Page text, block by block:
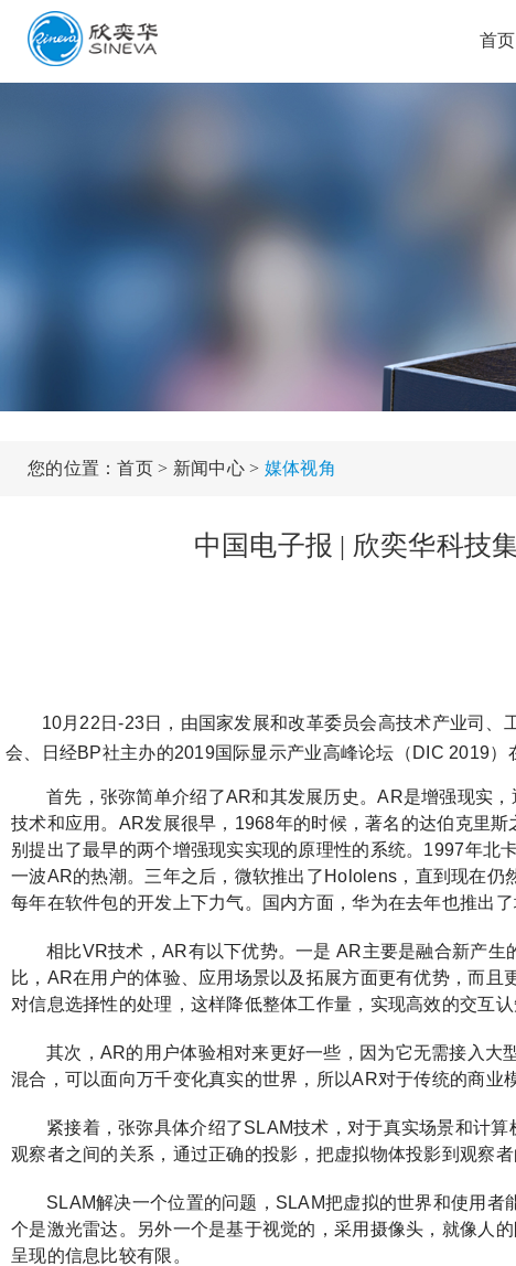
首页
您的位置：首页> 新闻中心> 媒体视角
中国电子报 | 欣奕华科技
10月22日-23日，由国家发展和改革委员会高技术产业司
会、日经BP社主办的2019国际显示产业高峰论坛（DIC 2019
首先，张弥简单介绍了AR和其发展历史。AR是增强现实
技术和应用。AR发展很早，1968年的时候，著名的达伯克里
别提出了最早的两个增强现实实现的原理性的系统。1997年
一波AR的热潮。三年之后，微软推出了Hololens，直到现在
每年在软件包的开发上下力气。国内方面，华为在去年也推出
相比VR技术，AR有以下优势。一是 AR主要是融合新产
比，AR在用户的体验、应用场景以及拓展方面更有优势，而
对信息选择性的处理，这样降低整体工作量，实现高效的交互认
其次，AR的用户体验相对来更好一些，因为它无需接入
混合，可以面向万千变化真实的世界，所以AR对于传统的商业
紧接着，张弥具体介绍了SLAM技术，对于真实场景和计
观察者之间的关系，通过正确的投影，把虚拟物体投影到观察者
SLAM解决一个位置的问题，SLAM把虚拟的世界和使用
个是激光雷达。另外一个是基于视觉的，采用摄像头，就像人
呈现的信息比较有限。